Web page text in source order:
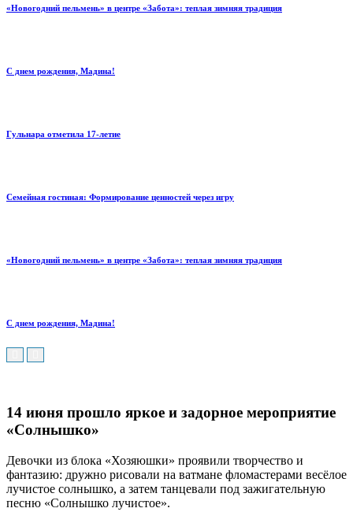
«Новогодний пельмень» в центре «Забота»: теплая зимняя традиция
С днем рождения, Мадина!
Гульнара отметила 17‑летие
Семейная гостиная: Формирование ценностей через игру
«Новогодний пельмень» в центре «Забота»: теплая зимняя традиция
С днем рождения, Мадина!
14 июня прошло яркое и задорное мероприятие
«Солнышко»
Девочки из блока «Хозяюшки» проявили творчество и
фантазию: дружно рисовали на ватмане фломастерами весёлое
лучистое солнышко, а затем танцевали под зажигательную
песню «Солнышко лучистое».